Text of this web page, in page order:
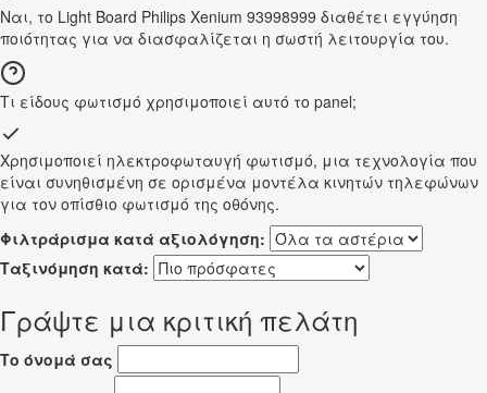
Ναι, το Light Board Philips Xenium 93998999 διαθέτει εγγύηση
ποιότητας για να διασφαλίζεται η σωστή λειτουργία του.
Τι είδους φωτισμό χρησιμοποιεί αυτό το panel;
Χρησιμοποιεί ηλεκτροφωταυγή φωτισμό, μια τεχνολογία που
είναι συνηθισμένη σε ορισμένα μοντέλα κινητών τηλεφώνων
για τον οπίσθιο φωτισμό της οθόνης.
Φιλτράρισμα κατά αξιολόγηση:
Ταξινόμηση κατά:
Γράψτε μια κριτική πελάτη
Το όνομά σας